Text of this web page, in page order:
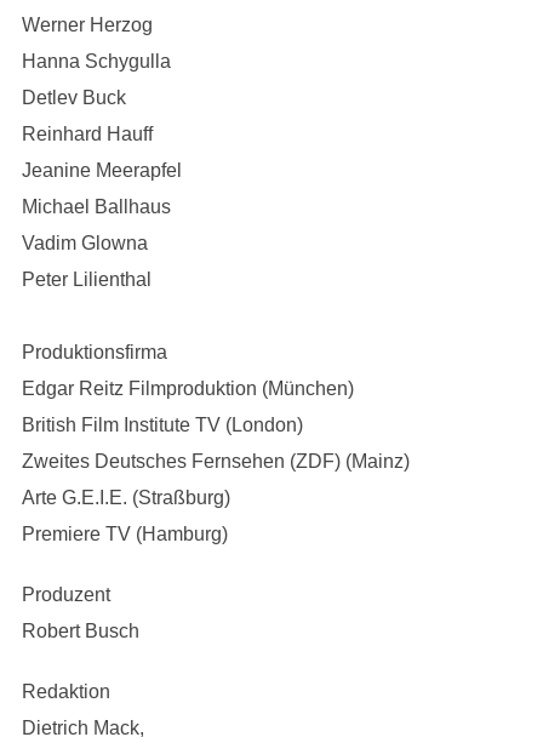
Werner Herzog
Hanna Schygulla
Detlev Buck
Reinhard Hauff
Jeanine Meerapfel
Michael Ballhaus
Vadim Glowna
Peter Lilienthal
Produktionsfirma
Edgar Reitz Filmproduktion (München)
British Film Institute TV (London)
Zweites Deutsches Fernsehen (ZDF) (Mainz)
Arte G.E.I.E. (Straßburg)
Premiere TV (Hamburg)
Produzent
Robert Busch
Redaktion
Dietrich Mack,